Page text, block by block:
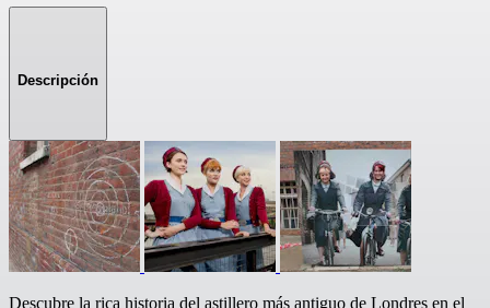
Descripción
Descubre la rica historia del astillero más antiguo de Londres en el